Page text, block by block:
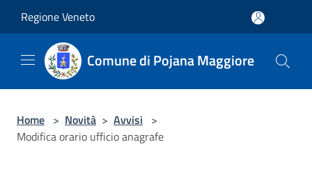
Regione Veneto
Comune di Pojana Maggiore
Home > Novità > Avvisi >
Modifica orario ufficio anagrafe